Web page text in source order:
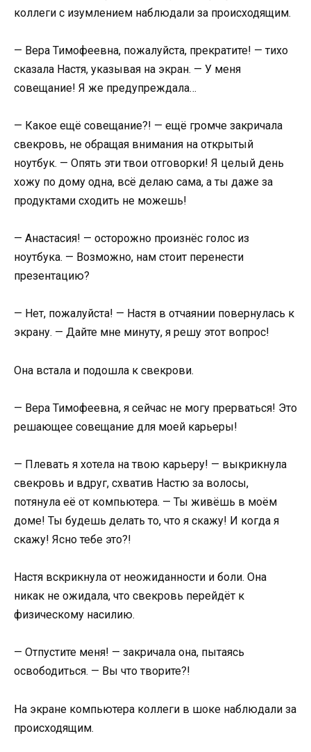
коллеги с изумлением наблюдали за происходящим.
— Вера Тимофеевна, пожалуйста, прекратите! — тихо
сказала Настя, указывая на экран. — У меня
совещание! Я же предупреждала…
— Какое ещё совещание?! — ещё громче закричала
свекровь, не обращая внимания на открытый
ноутбук. — Опять эти твои отговорки! Я целый день
хожу по дому одна, всё делаю сама, а ты даже за
продуктами сходить не можешь!
— Анастасия! — осторожно произнёс голос из
ноутбука. — Возможно, нам стоит перенести
презентацию?
— Нет, пожалуйста! — Настя в отчаянии повернулась к
экрану. — Дайте мне минуту, я решу этот вопрос!
Она встала и подошла к свекрови.
— Вера Тимофеевна, я сейчас не могу прерваться! Это
решающее совещание для моей карьеры!
— Плевать я хотела на твою карьеру! — выкрикнула
свекровь и вдруг, схватив Настю за волосы,
потянула её от компьютера. — Ты живёшь в моём
доме! Ты будешь делать то, что я скажу! И когда я
скажу! Ясно тебе это?!
Настя вскрикнула от неожиданности и боли. Она
никак не ожидала, что свекровь перейдёт к
физическому насилию.
— Отпустите меня! — закричала она, пытаясь
освободиться. — Вы что творите?!
На экране компьютера коллеги в шоке наблюдали за
происходящим.